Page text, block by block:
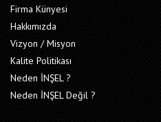
Firma Künyesi
Hakkımızda
Vizyon / Misyon
Kalite Politikası
Neden İNŞEL ?
Neden İNŞEL Değil ?